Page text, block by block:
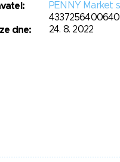
PENNY Market
4337256400640
dne:
24. 8. 2022